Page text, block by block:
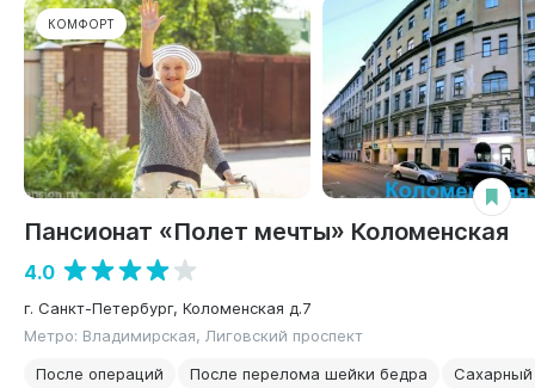
КОМФОРТ
Пансионат «Полет мечты» Коломенская
4.0
г. Санкт-Петербург, Коломенская д.7
Метро: Владимирская, Лиговский проспект
После операций
После перелома шейки бедра